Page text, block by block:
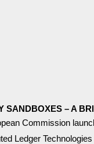
SANDBOXES – A
Commission
Ledger